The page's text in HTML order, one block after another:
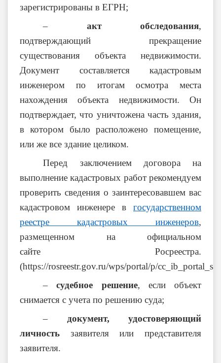
зарегистрированы в ЕГРН;
– акт обследования,
подтверждающий прекращение
существования объекта недвижимости.
Документ составляется кадастровым
инженером по итогам осмотра места
нахождения объекта недвижимости. Он
подтверждает, что уничтожена часть здания,
в котором было расположено помещение,
или же все здание целиком.
Перед заключением договора на
выполнение кадастровых работ рекомендуем
проверить сведения о заинтересовавшем вас
кадастровом инженере в государственном
реестре кадастровых инженеров,
размещенном на официальном
сайте Росреестра.
(https://rosreestr.gov.ru/wps/portal/p/
–судебное решение, если объект
снимается с учета по решению суда;
– документ, удостоверяющий
личность заявителя или представителя
заявителя.